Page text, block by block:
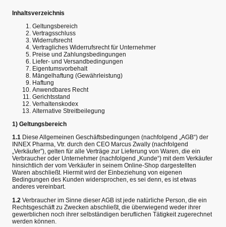
Inhaltsverzeichnis
Geltungsbereich
Vertragsschluss
Widerrufsrecht
Vertragliches Widerrufsrecht für Unternehmer
Preise und Zahlungsbedingungen
Liefer- und Versandbedingungen
Eigentumsvorbehalt
Mängelhaftung (Gewährleistung)
Haftung
Anwendbares Recht
Gerichtsstand
Verhaltenskodex
Alternative Streitbeilegung
1) Geltungsbereich
1.1 Diese Allgemeinen Geschäftsbedingungen (nachfolgend „AGB“) der
INNEX Pharma, Vtr. durch den CEO Marcus Zwally (nachfolgend
„Verkäufer”), gelten für alle Verträge zur Lieferung von Waren, die ein
Verbraucher oder Unternehmer (nachfolgend „Kunde“) mit dem Verkäufer
hinsichtlich der vom Verkäufer in seinem Online-Shop dargestellten
Waren abschließt. Hiermit wird der Einbeziehung von eigenen
Bedingungen des Kunden widersprochen, es sei denn, es ist etwas
anderes vereinbart.
1.2 Verbraucher im Sinne dieser AGB ist jede natürliche Person, die ein
Rechtsgeschäft zu Zwecken abschließt, die überwiegend weder ihrer
gewerblichen noch ihrer selbständigen beruflichen Tätigkeit zugerechnet
werden können.